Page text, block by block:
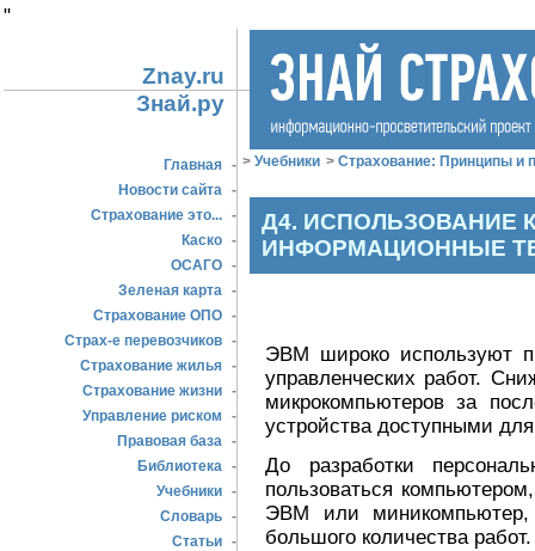
"
Znay.ru
Знай.ру
Главная -
Новости сайта -
Страхование это... -
Каско -
ОСАГО -
Зеленая карта -
Страхование ОПО -
Страх-е перевозчиков -
Страхование жилья -
Страхование жизни -
Управление риском
-
Правовая база -
Библиотека -
Учебники -
Словарь -
Статьи -
> Учебники > Страхование: Принципы и
Д4. ИСПОЛЬЗОВАНИЕ
ИНФОРМАЦИОННЫЕ
ЭВМ широко используют
управленческих работ.
микрокомпьютеров за
устройства доступными
До разработки
пользоваться
ЭВМ или миникомпьютер,
большого количества работ.